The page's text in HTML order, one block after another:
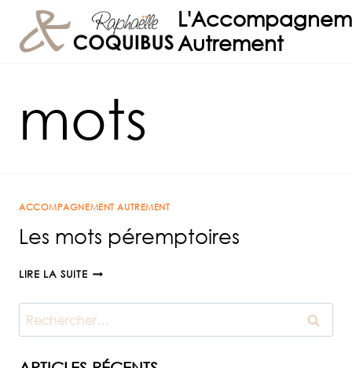
contenu
Autrement
mots
ACCOMPAGNEMENT AUTREMENT
Les mots péremptoires
LIRE LA SUITELES
PÉREMPTOIRES
Rechercher :